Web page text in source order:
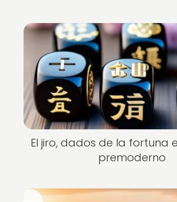
El jiro, dados de la fortuna
premoderno